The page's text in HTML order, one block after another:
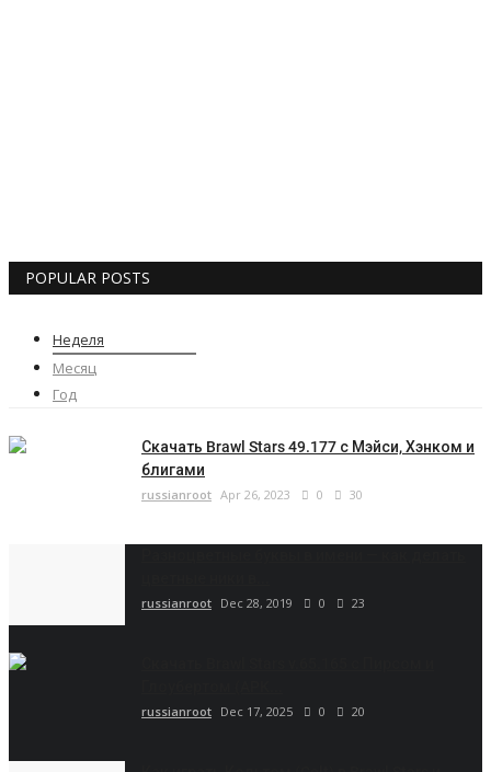
POPULAR POSTS
Неделя
Месяц
Год
Скачать Brawl Stars 49.177 с Мэйси, Хэнком и
блигами
russianroot Apr 26, 2023 0 30
russianroot Dec 28, 2019 0 23
russianroot Dec 17, 2025 0 20